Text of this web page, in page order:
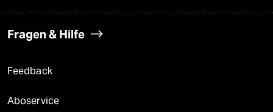
Fragen & Hilfe
Feedback
Aboservice